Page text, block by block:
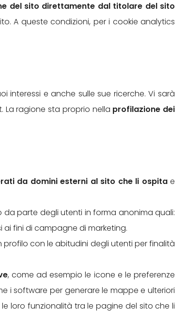
del sito direttamente dal titolare del sito
A queste condizioni, per i cookie analytics
interessi e anche sulle sue ricerche. Vi sarà
ragione sta proprio nella profilazione dei
da domini esterni al sito che li ospitae
da parte degli utenti in forma anonima quali:
fini di campagne di marketing.
con le abitudini degli utenti per finalità
, come ad esempio le icone e le preferenze
i software per generare le mappe e ulteriori
loro funzionalità tra le pagine del sito che li